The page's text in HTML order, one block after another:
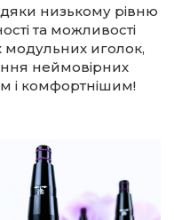
низькому рівню
та можливості
модульних иголок,
неймовірних
і комфортнішим!